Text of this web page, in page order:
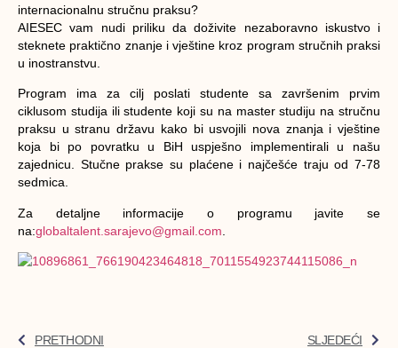
internacionalnu stručnu praksu?
AIESEC vam nudi priliku da doživite nezaboravno iskustvo i
steknete praktično znanje i vještine kroz program stručnih praksi
u inostranstvu.
Program ima za cilj poslati studente sa završenim prvim
ciklusom studija ili studente koji su na master studiju na stručnu
praksu u stranu državu kako bi usvojili nova znanja i vještine
koja bi po povratku u BiH uspješno implementirali u našu
zajednicu. Stučne prakse su plaćene i najčešće traju od 7-78
sedmica.
Za detaljne informacije o programu javite se
na:globaltalent.sarajevo@gmail.com
PRETHODNI SLJEDEĆI